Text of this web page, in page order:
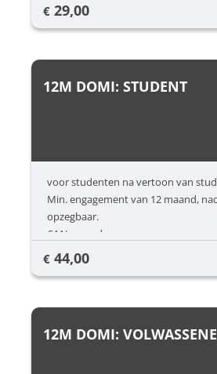
€ 29,00
12M DOMI: STUDENT
voor studenten na vertoon van
Min. engagement van 12 maand,
opzegbaar.
€44/ maand
€ 44,00
12M DOMI: